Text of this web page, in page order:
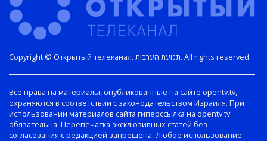
Copyright © Открытый телеканал. תנועת הערבות. All rights reserved.
Все права на материалы, опубликованные на сайте opentv.tv,
охраняются в соответствии с законодательством Израиля. При
использовании материалов сайта гиперссылка на opentv.tv
обязательна. Перепечатка эксклюзивных статей без
согласования с редакцией запрещена. Любое использование